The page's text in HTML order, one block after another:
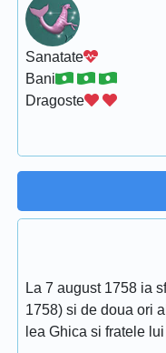
Sanatate
Bani
Dragoste
La 7 august 1758 ia
1758) si de doua ori
lea Ghica si fratele